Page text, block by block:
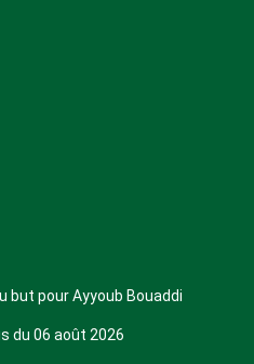
but pour Ayyoub Bouaddi
du 06 août 2026